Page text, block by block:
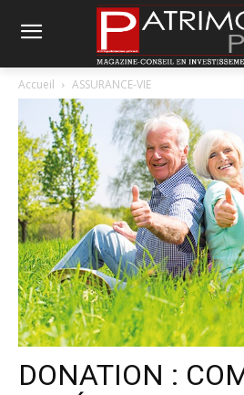
Accueil ASSURANCE-VIE
DONATION :